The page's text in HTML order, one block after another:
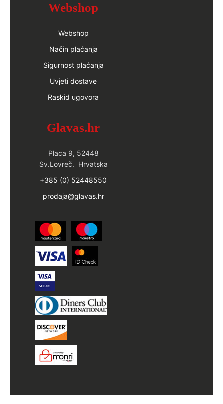
Webshop
Webshop
Način plaćanja
Sigurnost plaćanja
Uvjeti dostave
Raskid ugovora
Glavas.hr
Placa 9, 52448
Sv.Lovreč. Hrvatska
+385 (0) 52448550
prodaja@glavas.hr